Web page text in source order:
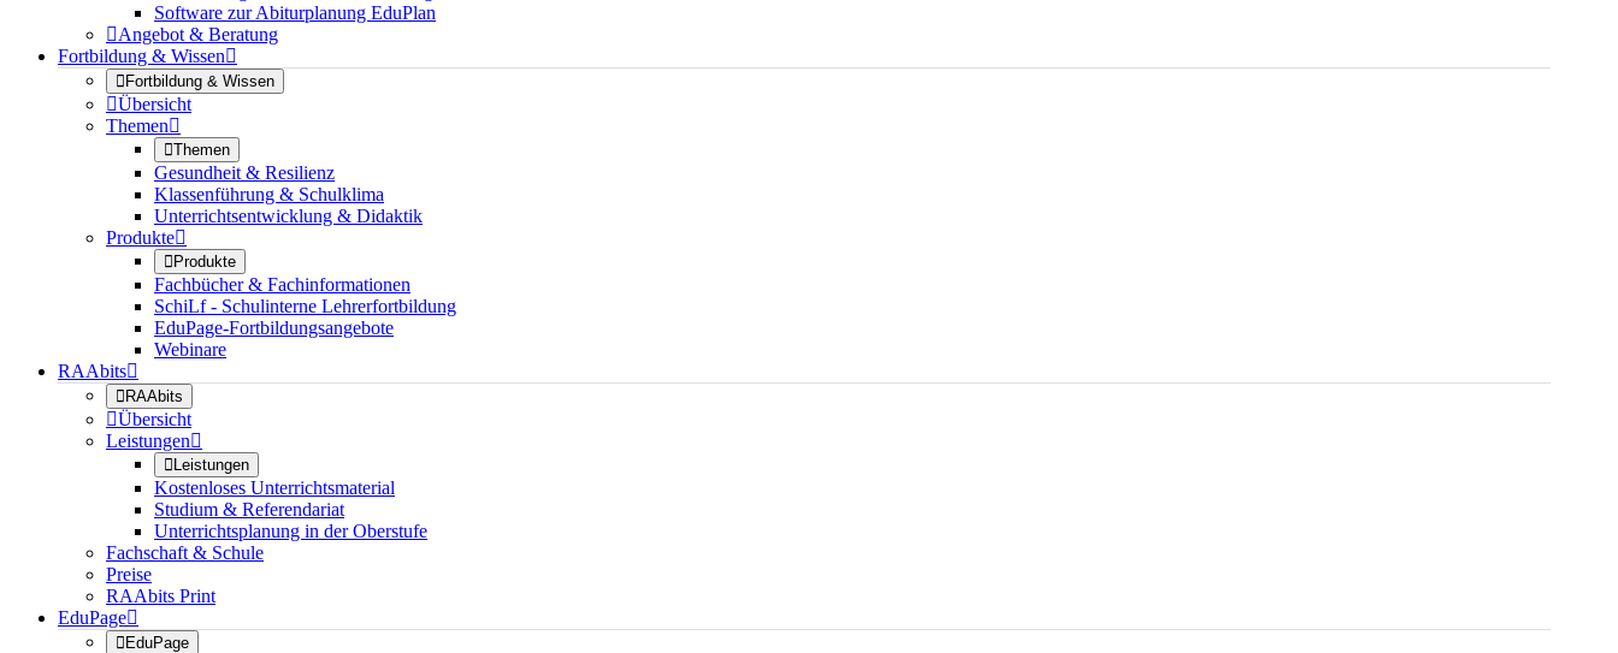
Software zur Abiturplanung EduPlan
Angebot & Beratung
Fortbildung & Wissen
Fortbildung & Wissen
Übersicht
Themen
Themen
Gesundheit & Resilienz
Klassenführung & Schulklima
Unterrichtsentwicklung & Didaktik
Produkte
Produkte
Fachbücher & Fachinformationen
SchiLf - Schulinterne Lehrerfortbildung
EduPage-Fortbildungsangebote
Webinare
RAAbits
RAAbits
Übersicht
Leistungen
Leistungen
Kostenloses Unterrichtsmaterial
Studium & Referendariat
Unterrichtsplanung in der Oberstufe
Fachschaft & Schule
Preise
RAAbits Print
EduPage
EduPage